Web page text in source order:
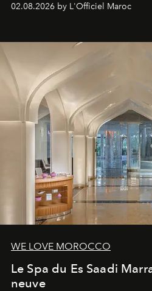
02.08.2026 by L'Officiel Maroc
WE LOVE MOROCCO
Le Spa du Es Saadi
neuve